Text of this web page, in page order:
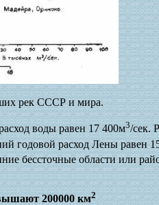
рек СССР и мира.
воды равен 17 400м3/сек.
годовой расход Лены равен
бессточные области или
200000 км2